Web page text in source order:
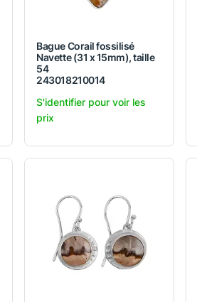
Bague Corail fossilisé
Navette (31 x 15mm), taille
54
243018210014
S'identifier pour voir les
prix